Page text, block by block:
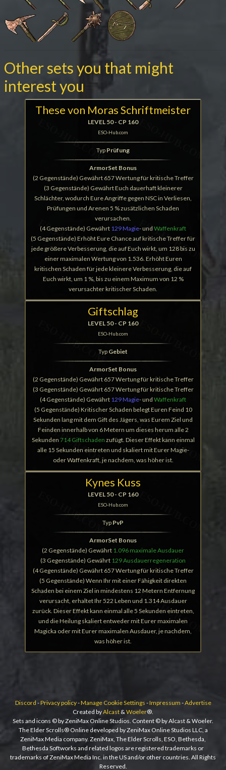
Other sets you that might
interest you
These von Moras Schriftmeister
LEVEL 50 - CP 160
ESO-Hub.com
Typ Prüfung
ArmorSet Bonus
(2 Gegenstände) Gewährt 657 Wertung für kritische Treffer
(3 Gegenstände) Gewährt Euch dauerhaft kleinerer
Schlächter, wodurch Eure Angriffe gegen NSC in Verliesen,
Prüfungen und Arenen 5 % zusätzlichen Schaden
verursachen.
(4 Gegenstände) Gewährt 129 Magie- und Waffenkraft
(5 Gegenstände) Erhöht Eure Chance auf kritische Treffer für
jede größere Verbesserung, die auf Euch wirkt, um 128 bis zu
einer maximalen Wertung von 1.536. Erhöht Euren
kritischen Schaden für jede kleinere Verbesserung, die auf
Euch wirkt, um 1 %, bis zu einem Maximum von 12 %
verursachter kritischer Schaden.
Giftschlag
LEVEL 50 - CP 160
ESO-Hub.com
Typ Gebiet
ArmorSet Bonus
(2 Gegenstände) Gewährt 657 Wertung für kritische Treffer
(3 Gegenstände) Gewährt 657 Wertung für kritische Treffer
(4 Gegenstände) Gewährt 129 Magie- und Waffenkraft
(5 Gegenstände) Kritischer Schaden belegt Euren Feind 10
Sekunden lang mit dem Gift des Jägers, was Eurem Ziel und
Feinden innerhalb von 6 Metern um dieses herum alle 2
Sekunden 714 Giftschaden zufügt. Dieser Effekt kann einmal
alle 15 Sekunden eintreten und skaliert mit Eurer Magie-
oder Waffenkraft, je nachdem, was höher ist.
Kynes Kuss
LEVEL 50 - CP 160
ESO-Hub.com
Typ PvP
ArmorSet Bonus
(2 Gegenstände) Gewährt 1.096 maximale Ausdauer
(3 Gegenstände) Gewährt 129 Ausdauerregeneration
(4 Gegenstände) Gewährt 657 Wertung für kritische Treffer
(5 Gegenstände) Wenn Ihr mit einer Fähigkeit direkten
Schaden bei einem Ziel in mindestens 12 Metern Entfernung
verursacht, erhaltet Ihr 522 Leben und 1.314 Ausdauer
zurück. Dieser Effekt kann einmal alle 5 Sekunden eintreten,
und die Heilung skaliert entweder mit Eurer maximalen
Magicka oder mit Eurer maximalen Ausdauer, je nachdem,
was höher ist.
Discord -Privacy policy-Manage Cookie Settings -Impressum -Advertise
Created byAlcast &Woeler®.
Sets and icons © by ZeniMax Online Studios. Content © by Alcast & Woeler.
The Elder Scrolls® Online developed by ZeniMax Online Studios LLC, a
ZeniMax Media company. ZeniMax, The Elder Scrolls, ESO, Bethesda,
Bethesda Softworks and related logos are registered trademarks or
trademarks of ZeniMax Media Inc. in the US and/or other countries. All Rights
Reserved.